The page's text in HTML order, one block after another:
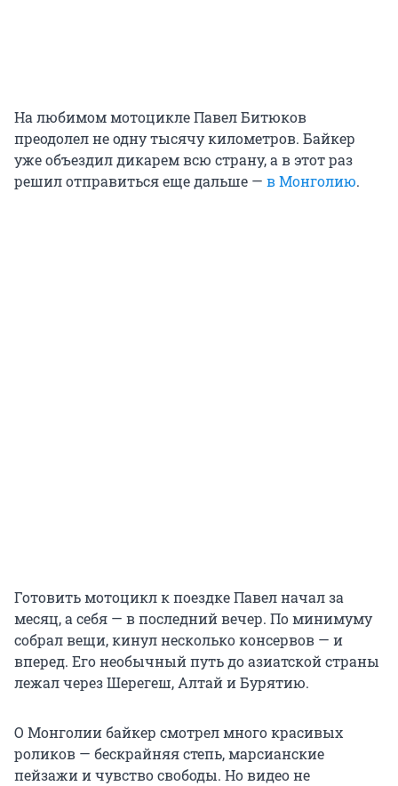
На любимом мотоцикле Павел Битюков
преодолел не одну тысячу километров. Байкер
уже объездил дикарем всю страну, а в этот раз
решил отправиться еще дальше — в Монголию.
Готовить мотоцикл к поездке Павел начал за
месяц, а себя — в последний вечер. По минимуму
собрал вещи, кинул несколько консервов — и
вперед. Его необычный путь до азиатской страны
лежал через Шерегеш, Алтай и Бурятию.
О Монголии байкер смотрел много красивых
роликов — бескрайняя степь, марсианские
пейзажи и чувство свободы. Но видео не